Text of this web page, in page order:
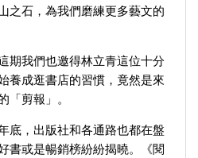
之石，為我們磨練更多藝文的
我們也邀得林立青這位十分
養成逛書店的習慣，竟然是來
「剪報」。
，出版社和各通路也都在盤
書或是暢銷榜紛紛揭曉。《閱